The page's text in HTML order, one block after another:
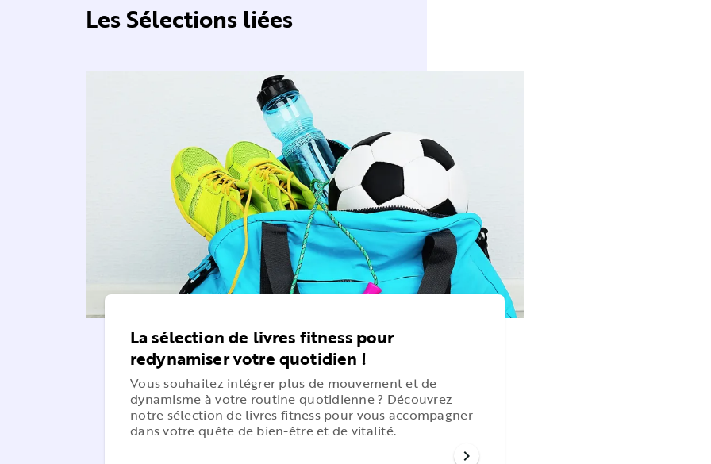
Les Sélections liées
La sélection de livres fitness pour
redynamiser votre quotidien !
Vous souhaitez intégrer plus de mouvement et de
dynamisme à votre routine quotidienne ? Découvrez
notre sélection de livres fitness pour vous accompagner
dans votre quête de bien-être et de vitalité.
chevron_right